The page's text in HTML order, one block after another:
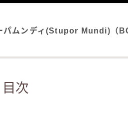
パムンディ(Stupor Mundi)（
目次